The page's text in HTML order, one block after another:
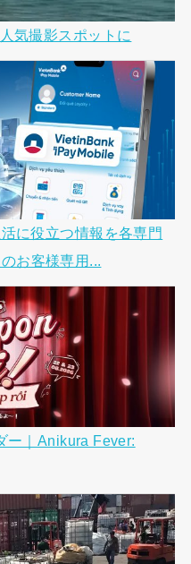
気撮影スポットに
に役立つ情報を各専門
お客様専用...
ー｜Anikura Fever: